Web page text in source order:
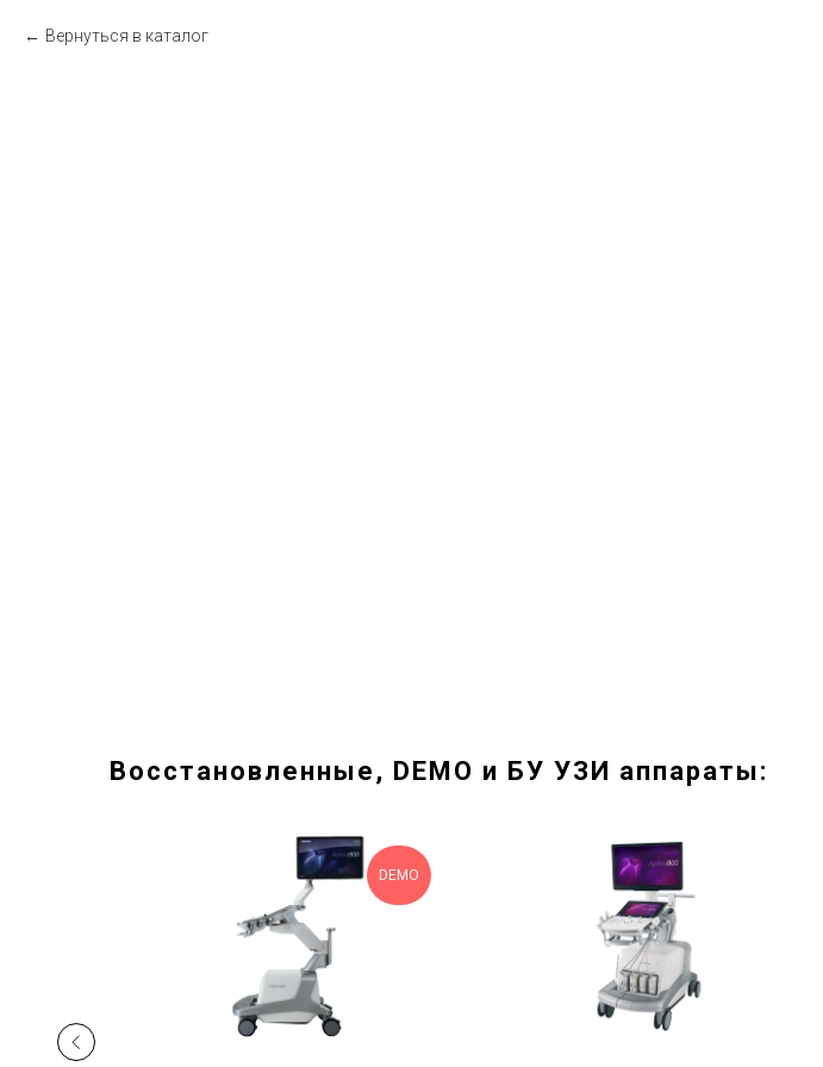
Вернуться в каталог
Восстановленные, DEMO и БУ УЗИ аппараты:
DEMO